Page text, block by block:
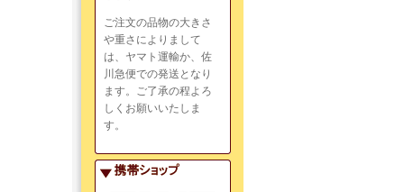
ご注文の品物の大きさ
や重さによりまして
は、ヤマト運輸か、佐
川急便での発送となり
ます。ご了承の程よろ
しくお願いいたしま
す。